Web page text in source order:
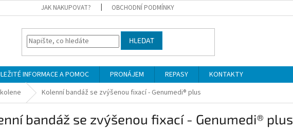
JAK NAKUPOVAT? OBCHODNÍ PODMÍNKY
HLEDAT
INFORMACE A POMOC PRONÁJEM REPASY
KONTAKTY
Kolenní bandáž se zvýšenou fixací - Genumedi® plus
bandáž se zvýšenou fixací - Genumedi® plus